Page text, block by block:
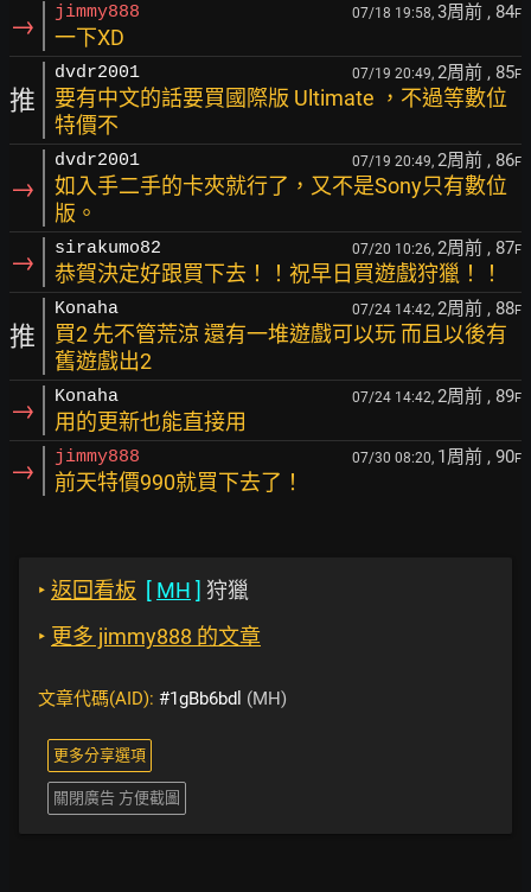
→ jimmy888 07/18 19:58, 3周前 , 84F
一下XD
推
dvdr2001 07/19 20:49, 2周前 , 85F
要有中文的話要買國際版 Ultimate ，不過等數位
特價不
→
dvdr2001 07/19 20:49, 2周前 , 86F
如入手二手的卡夾就行了，又不是Sony只有數位
版。
→ sirakumo82 07/20 10:26, 2周前 , 87F
恭賀決定好跟買下去！！祝早日買遊戲狩獵！！
推
Konaha 07/24 14:42, 2周前 , 88F
買2 先不管荒涼 還有一堆遊戲可以玩 而且以後有
舊遊戲出2
→ Konaha 07/24 14:42, 2周前 , 89F
用的更新也能直接用
→ jimmy888 07/30 08:20, 1周前 , 90F
前天特價990就買下去了！
‣ 返回看板 [ MH ] 狩獵
‣ 更多 jimmy888 的文章
文章代碼(AID): #1gBb6bdl (MH)
更多分享選項
關閉廣告 方便截圖